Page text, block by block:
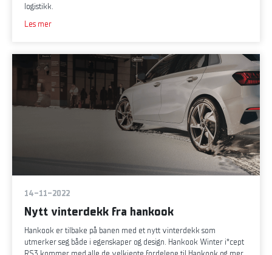
logistikk.
Les mer
14-11-2022
Nytt vinterdekk fra hankook
Hankook er tilbake på banen med et nytt vinterdekk som
utmerker seg både i egenskaper og design. Hankook Winter i*cept